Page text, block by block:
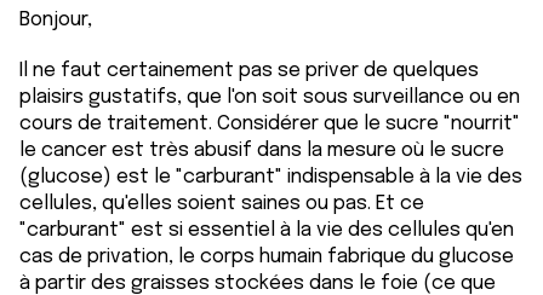
Bonjour,
Il ne faut certainement pas se priver de quelques
plaisirs gustatifs, que l'on soit sous surveillance ou en
cours de traitement. Considérer que le sucre "nourrit"
le cancer est très abusif dans la mesure où le sucre
(glucose) est le "carburant" indispensable à la vie des
cellules, qu'elles soient saines ou pas. Et ce
"carburant" est si essentiel à la vie des cellules qu'en
cas de privation, le corps humain fabrique du glucose
à partir des graisses stockées dans le foie (ce que